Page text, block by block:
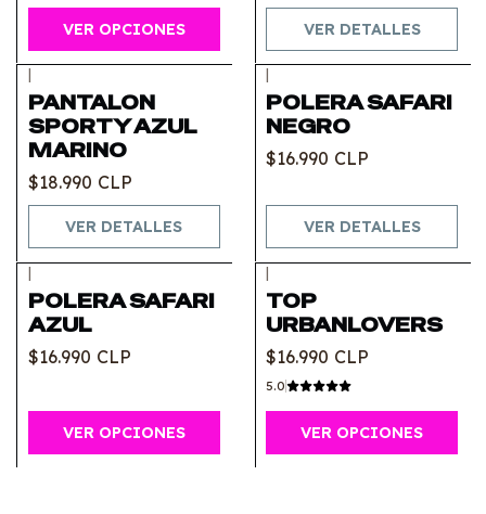
VER OPCIONES VER DETALLES
|
PANTALON
SPORTY AZUL
MARINO
$18.990 CLP
VER DETALLES
|
POLERA SAFARI
NEGRO
$16.990 CLP
VER DETALLES
|
POLERA SAFARI
AZUL
$16.990 CLP
VER OPCIONES
|
TOP
URBANLOVERS
$16.990 CLP
5.0
VER OPCIONES